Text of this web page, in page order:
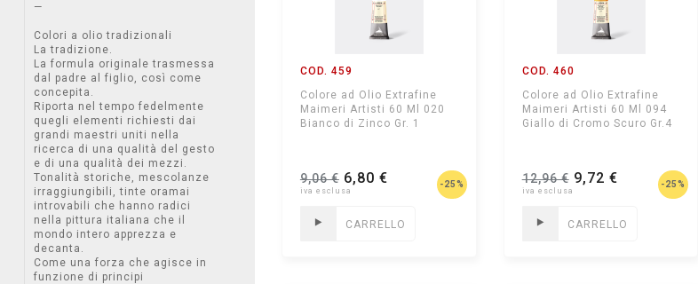
—
Colori a olio tradizionali
La tradizione.
La formula originale trasmessa
dal padre al figlio, così come
concepita.
Riporta nel tempo fedelmente
quegli elementi richiesti dai
grandi maestri uniti nella
ricerca di una qualità del gesto
e di una qualità dei mezzi.
Tonalità storiche, mescolanze
irraggiungibili, tinte oramai
introvabili che hanno radici
nella pittura italiana che il
mondo intero apprezza e
decanta.
Come una forza che agisce in
funzione di principi
COD. 459
Colore ad Olio Extrafine
Maimeri Artisti 60 Ml 020
Bianco di Zinco Gr. 1
9,06 €6,80 € -25%
CARRELLO
COD. 460
Colore ad Olio Extrafine
Maimeri Artisti 60 Ml 094
Giallo di Cromo Scuro Gr.4
12,96 €9,72 € -25%
CARRELLO